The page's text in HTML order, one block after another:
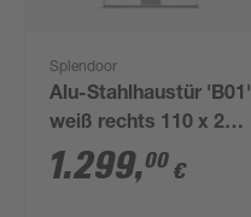
Splendoor
Alu-Stahlhaustür 'B01'
weiß rechts 110 x 210
cm
1.299,00 €